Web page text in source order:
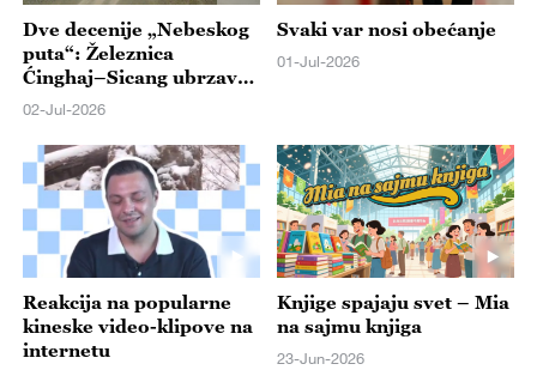
Dve decenije „Nebeskog
puta“: Železnica
Ćinghaj–Sicang ubrzava
razvoj visoravni
02-Jul-2026
Svaki var nosi obećanje
01-Jul-2026
Reakcija na popularne
kineske video-klipove na
internetu
Knjige spajaju svet – Mia
na sajmu knjiga
23-Jun-2026